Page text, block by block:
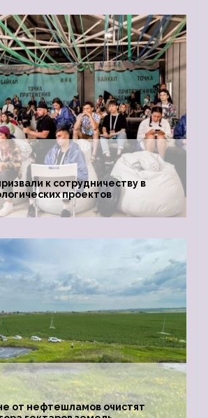
к сотрудничеству в
проектов
от нефтешламов очистят